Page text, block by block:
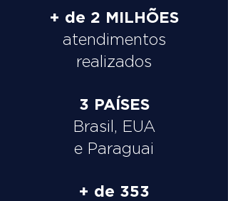
+ de 2 MILHÕES
atendimentos
realizados
3 PAÍSES
Brasil, EUA
e Paraguai
+ de 353